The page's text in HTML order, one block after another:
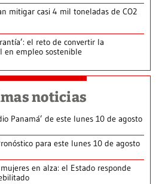
mitigar casi 4 mil toneladas de CO2
el reto de convertir la
en empleo sostenible
noticias
Panamá’ de este lunes 10 de agosto
para este lunes 10 de agosto
en alza: el Estado responde